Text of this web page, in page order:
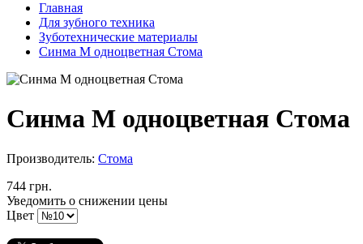
Главная
Для зубного техника
Зуботехнические материалы
Синма М одноцветная Стома
Синма М одноцветная Стома
Производитель: Стома
744 грн.
Уведомить о снижении цены
Цвет